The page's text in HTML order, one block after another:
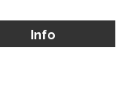
Info